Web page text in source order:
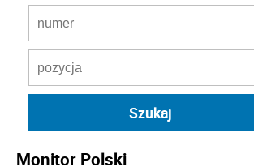
Monitor Polski